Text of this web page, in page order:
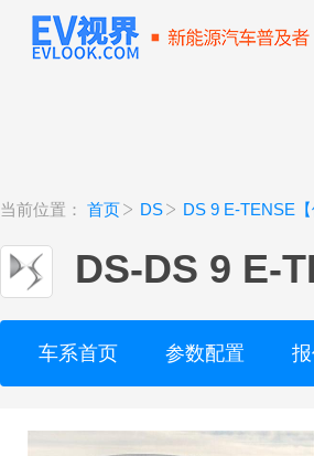
当前位置： 首页 DS DS 9 E-TENSE【
DS-DS 9 E-
车系首页 参数配置